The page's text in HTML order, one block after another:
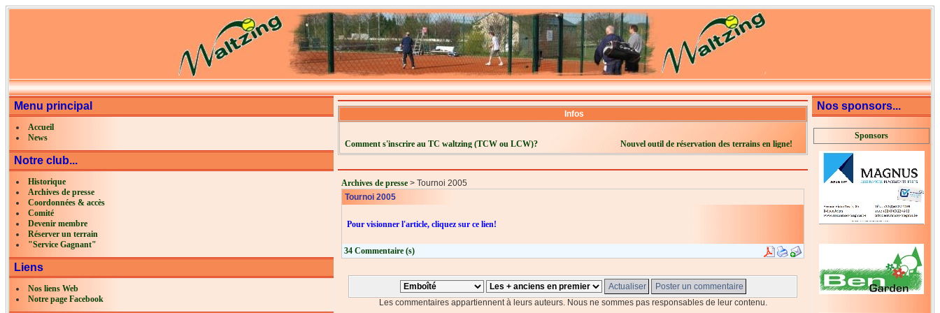
Menu principal
Accueil
News
Notre club...
Historique
Archives de presse
Coordonnées & accès
Comité
Devenir membre
Réserver un terrain
"Service Gagnant"
Liens
Nos liens Web
Notre page Facebook
Infos
Comment s'inscrire au TC waltzing (TCW ou LCW)? Nouvel outil de réservation des terrains en ligne!
Archives de presse > Tournoi 2005
Tournoi 2005
Pour visionner l'article, cliquez sur ce lien!
34 Commentaire (s)
Les commentaires appartiennent à leurs auteurs. Nous ne sommes pas responsables de leur contenu.
Nos sponsors...
Sponsors